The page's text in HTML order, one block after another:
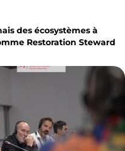
des écosystèmes à
Restoration Steward